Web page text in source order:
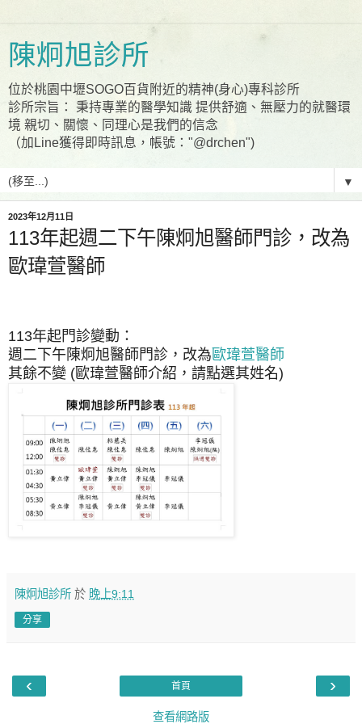
陳炯旭診所
位於桃園中壢SOGO百貨附近的精神(身心)專科診所
診所宗旨： 秉持專業的醫學知識 提供舒適、無壓力的就醫環
境 親切、關懷、同理心是我們的信念
（加Line獲得即時訊息，帳號："@drchen")
▼
2023年12月11日
113年起週二下午陳炯旭醫師門診，改為
歐瑋萱醫師
113年起門診變動：
週二下午陳炯旭醫師門診，改為歐瑋萱醫師
其餘不變 (歐瑋萱醫師介紹，請點選其姓名)
陳炯旭診所 於 晚上9:11
分享
‹ ›
首頁
查看網路版